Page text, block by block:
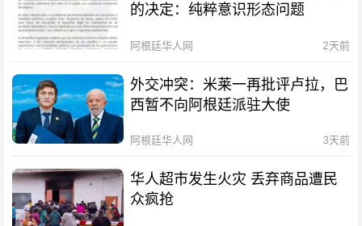
的决定：纯粹意识形态问题
阿根廷华人网 2天前
外交冲突：米莱一再批评卢拉，巴
西暂不向阿根廷派驻大使
阿根廷华人网 3天前
华人超市发生火灾 丢弃商品遭民
众疯抢